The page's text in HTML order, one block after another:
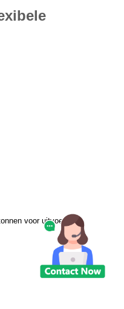
voor uitvoer